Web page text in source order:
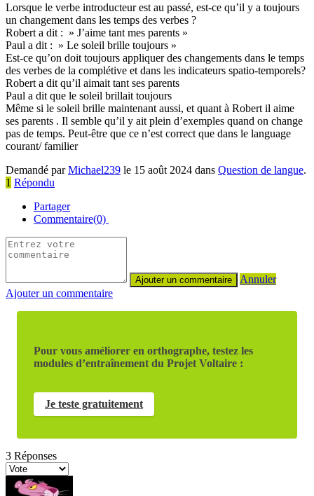
Lorsque le verbe introducteur est au passé, est-ce qu’il y a toujours
un changement dans les temps des verbes ?
Robert a dit : » J’aime tant mes parents »
Paul a dit : » Le soleil brille toujours »
Est-ce qu’on doit toujours appliquer des changements dans le temps
des verbes de la complétive et dans les indicateurs spatio-temporels?
Robert a dit qu’il aimait tant ses parents
Paul a dit que le soleil brillait toujours
Même si le soleil brille maintenant aussi, et quant à Robert il aime
ses parents . Il semble qu’il y ait plein d’exemples quand on change
pas de temps. Peut-être que ce n’est correct que dans le language
courant/ familier
Demandé parMichael239 le 15 août 2024 dans Question de langue.
1 Répondu
Partager
Commentaire(0)
Annuler
Ajouter un commentaire
Pour vous améliorer en orthographe, testez les
modules d’entraînement du Projet Voltaire :
Je teste gratuitement
3 Réponses